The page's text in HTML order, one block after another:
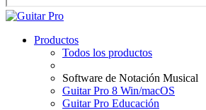
Productos
Todos los productos
Software de Notación Musical
Guitar Pro 8 Win/macOS
Guitar Pro Educación